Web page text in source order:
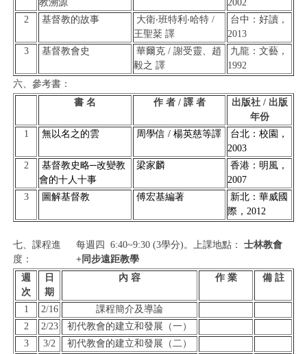
教溯源
2002
2
基督教的故事
大衛‧班特利‧哈特 /
王聖棻 譯
台中：好讀，
2013
3
基督教會史
華爾克 / 謝受靈、趙
毅之 譯
九龍：文藝，
1992
六、參考書：
書 名
作 者 / 譯 者
出版社 / 出版
年份
1
無以名之的雲 周學信 / 楊英慈等譯
台北：校園，
2003
2
基督教史略─改變教
會的十人十事
梁家麟
香港：明風，
2007
3
圖解基督教 傅宏基編著
新北：華威國
際， 2012
七、課程進
度：
每週四 6:40~9:30 (3學分)。上課地點： 士林教會
+同步遠距教學
週
次
日
期
內 容 作 業 備 註
1 2/16
課程簡介及導論
2
2/23
初代教會的建立和發展（一）
3
3/2
初代教會的建立和發展（二）